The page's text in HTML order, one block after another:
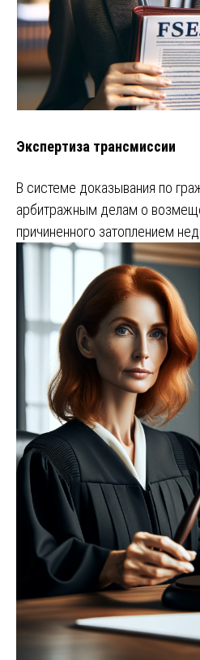
Экспертиза трансмиссии
В системе доказывания по
арбитражным делам о
причиненного затоплением